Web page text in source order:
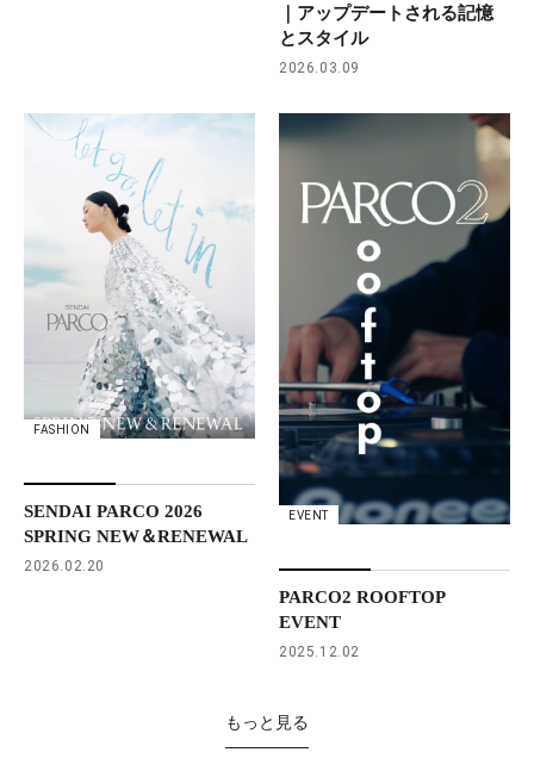
｜アップデートされる記憶
とスタイル
2026.03.09
FASHION
SENDAI PARCO 2026
SPRING NEW＆RENEWAL
2026.02.20
EVENT
PARCO2 ROOFTOP
EVENT
2025.12.02
もっと見る